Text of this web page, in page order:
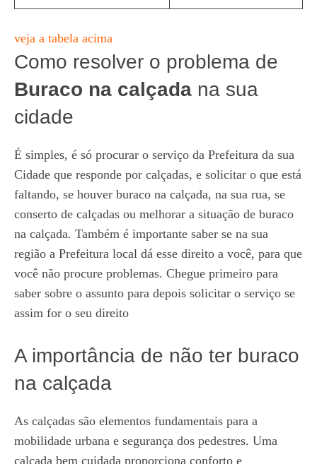
veja a tabela acima
Como resolver o problema de
Buraco na calçada na sua
cidade
É simples, é só procurar o serviço da Prefeitura da sua
Cidade que responde por calçadas, e solicitar o que está
faltando, se houver buraco na calçada, na sua rua, se
conserto de calçadas ou melhorar a situação de buraco
na calçada. Também é importante saber se na sua
região a Prefeitura local dá esse direito a você, para que
você não procure problemas. Chegue primeiro para
saber sobre o assunto para depois solicitar o serviço se
assim for o seu direito
A importância de não ter buraco
na calçada
As calçadas são elementos fundamentais para a
mobilidade urbana e segurança dos pedestres. Uma
calçada bem cuidada proporciona conforto e